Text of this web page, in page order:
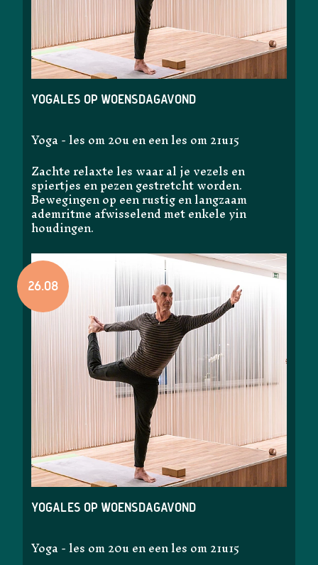
Yogales op woensdagavond
Yoga - les om 20u en een les om 21u15
Zachte relaxte les waar al je vezels en
spiertjes en pezen gestretcht worden.
Bewegingen op een rustig en langzaam
ademritme afwisselend met enkele yin
houdingen.
26.08
Yogales op woensdagavond
Yoga - les om 20u en een les om 21u15